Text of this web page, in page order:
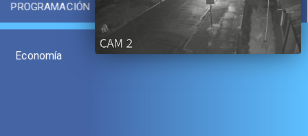
PROGRAMACIÓN LOCAL DEPORTES
Economía